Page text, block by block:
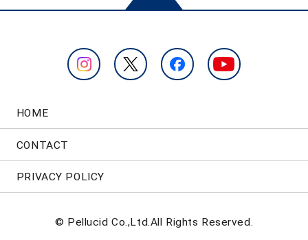
HOME
CONTACT
PRIVACY POLICY
© Pellucid Co.,Ltd.All Rights Reserved.